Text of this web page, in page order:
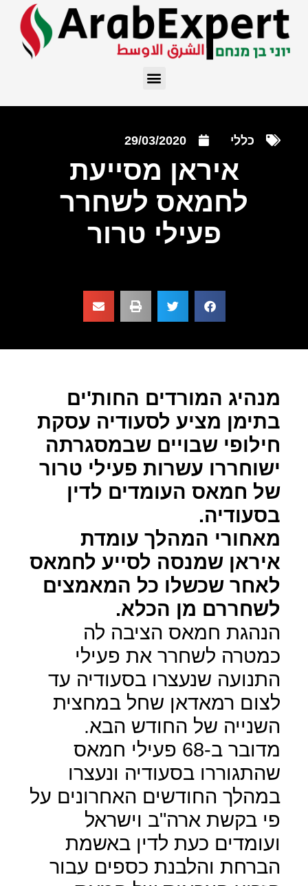
כללי 29/03/2020
איראן מסייעת
לחמאס לשחרר
פעילי טרור
מנהיג המורדים החות'ים
בתימן מציע לסעודיה עסקת
חילופי שבויים שבמסגרתה
ישוחררו עשרות פעילי טרור
של חמאס העומדים לדין
בסעודיה.
מאחורי המהלך עומדת
איראן שמנסה לסייע לחמאס
לאחר שכשלו כל המאמצים
לשחררם מן הכלא.
הנהגת חמאס הציבה לה
כמטרה לשחרר את פעילי
התנועה שנעצרו בסעודיה עד
לצום רמאדאן שחל במחצית
השנייה של החודש הבא.
מדובר ב-68 פעילי חמאס
שהתגוררו בסעודיה ונעצרו
במהלך החודשים האחרונים על
פי בקשת ארה"ב וישראל
ועומדים כעת לדין באשמת
הברחת והלבנת כספים עבור